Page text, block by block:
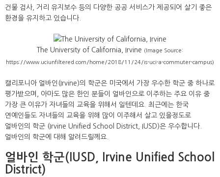
건물 검사, 거리 유지보수 등의 다양한 공공 서비스가 제공되어 살기 좋은
환경을 유지하고 있습니다.
The University of California, Irvine (Image Source:
https://www.uciunfiltered.com/home/2018/11/24/is-uci-a-commuter-campus)
캘리포니아 얼바인(Irvine)의 학군은 미국에서 가장 우수한 학군 중 하나로
평가받으며, 아마도 많은 한인 분들이 얼바인으로 이주하는 주요 이유 중
가장 큰 이유가 자녀들의 교육을 위해서 일텐데요. 최근에는 한국
연예인들도 자녀들의 교육을 위해 많이 이주해서 살고 있을정도로
얼바인의 학군 (Irvine Unified School District, IUSD)은 우수합니다.
얼바인의 학군에 대해 알려드릴께요.
얼바인 학군(IUSD, Irvine Unified School
District)